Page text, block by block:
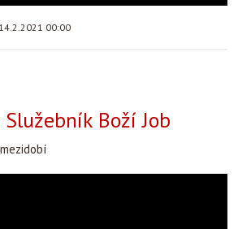
14.2.2021 00:00
Boží Job